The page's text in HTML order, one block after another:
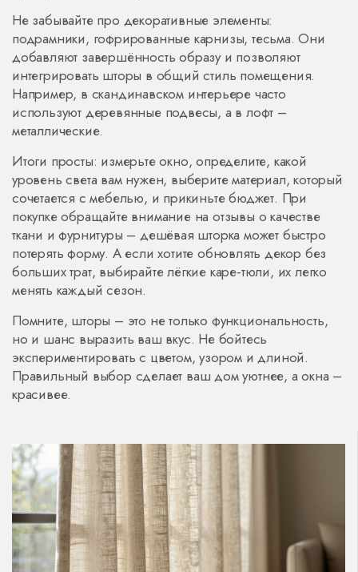
Не забывайте про декоративные элементы:
подрамники, гофрированные карнизы, тесьма. Они
добавляют завершённость образу и позволяют
интегрировать шторы в общий стиль помещения.
Например, в скандинавском интерьере часто
используют деревянные подвесы, а в лофт –
металлические.
Итоги просты: измерьте окно, определите, какой
уровень света вам нужен, выберите материал, который
сочетается с мебелью, и прикиньте бюджет. При
покупке обращайте внимание на отзывы о качестве
ткани и фурнитуры – дешёвая шторка может быстро
потерять форму. А если хотите обновлять декор без
больших трат, выбирайте лёгкие каре‑тюли, их легко
менять каждый сезон.
Помните, шторы – это не только функциональность,
но и шанс выразить ваш вкус. Не бойтесь
экспериментировать с цветом, узором и длиной.
Правильный выбор сделает ваш дом уютнее, а окна –
красивее.